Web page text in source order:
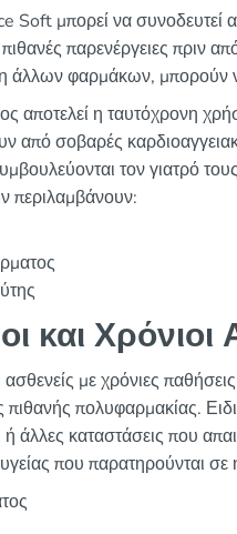
μπορεί να συνοδευτεί
πιθανές παρενέργειες
άλλων φαρμάκων, μπορούν
αποτελεί η ταυτόχρονη
από σοβαρές
τον γιατρό
περιλαμβάνουν:
και Χρόνιοι
ασθενείς με χρόνιες
πολυφαρμακίας.
άλλες καταστάσεις που
που παρατηρούνται